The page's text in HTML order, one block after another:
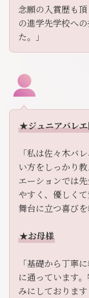
念願の入賞歴も
の進学先学校へ
た。」
★ジュニアバレ
「私は佐々木バ
い方をしっかり
エーションでは
やすく、優しくて
舞台に立つ喜びを
★お母様
「基礎から丁寧
に通っています
みにしております